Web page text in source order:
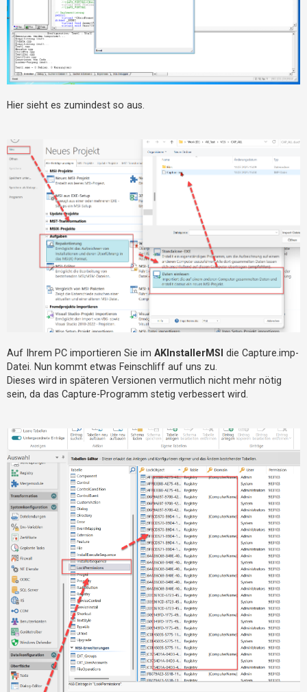
Hier sieht es zumindest so aus.
Auf Ihrem PC importieren Sie im AKInstallerMSI die Capture.imp-
Datei. Nun kommt etwas Feinschliff auf uns zu.
Dieses wird in späteren Versionen vermutlich nicht mehr nötig
sein, da das Capture-Programm stetig verbessert wird.